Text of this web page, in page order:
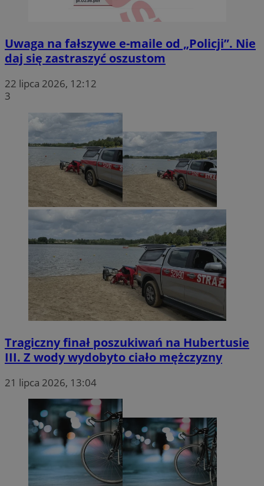
Uwaga na fałszywe e-maile od „Policji”. Nie
daj się zastraszyć oszustom
22 lipca 2026, 12:12
3
Tragiczny finał poszukiwań na Hubertusie
III. Z wody wydobyto ciało mężczyzny
21 lipca 2026, 13:04